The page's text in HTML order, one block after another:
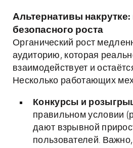
Альтернативы
безопасного роста
Органический рост
аудиторию, которая
взаимодействует и
Несколько работающих
Конкурсы и
правильном условии
дают взрывной
пользователей.